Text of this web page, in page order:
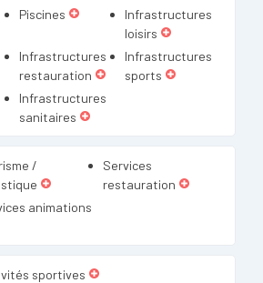
Piscines
Infrastructures
loisirs
Infrastructures
restauration
Infrastructures
sports
Infrastructures
sanitaires
/
Services
restauration
animations
sportives